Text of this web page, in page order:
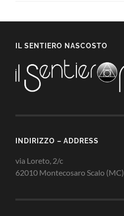
IL SENTIERO NASCOSTO
INDIRIZZO – ADDRESS
via Loreto, 2/c
62010 Montecosaro Scalo (MC)